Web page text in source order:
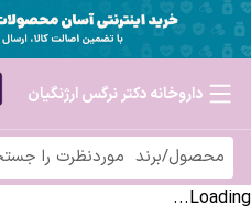
داروخانه دکتر نرگس ارژنگیان
Loading...